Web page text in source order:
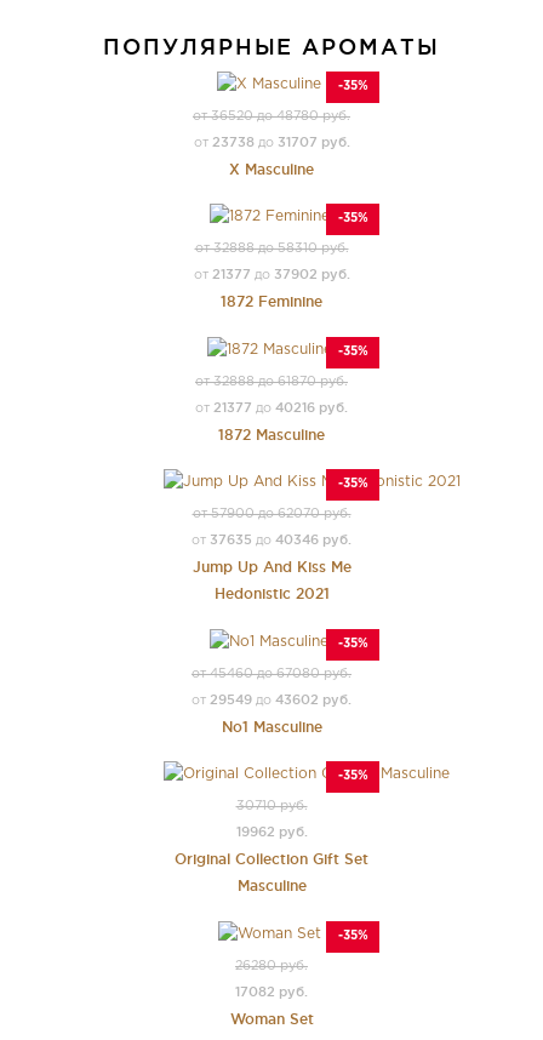
ПОПУЛЯРНЫЕ АРОМАТЫ
-35%
от 36520 до 48780 руб.
от 23738до 31707 руб.
X Masculine
-35%
от 32888 до 58310 руб.
от 21377 до 37902 руб.
1872 Feminine
-35%
от 32888 до 61870 руб.
от 21377 до 40216 руб.
1872 Masculine
-35%
от 57900 до 62070 руб.
от 37635 до 40346 руб.
Jump Up And Kiss Me
Hedonistic 2021
-35%
от 45460 до 67080 руб.
от 29549 до 43602 руб.
No1 Masculine
-35%
30710 руб.
19962 руб.
Original Collection Gift Set
Masculine
-35%
26280 руб.
17082 руб.
Woman Set